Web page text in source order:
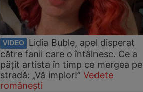
VIDEO
Lidia Buble, apel disperat
către fanii care o întâlnesc. Ce a
pățit artista în timp ce mergea pe
stradă: „Vă implor!” Vedete
românești